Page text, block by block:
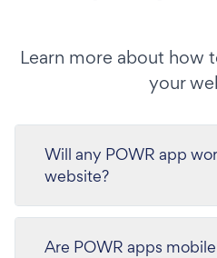
Learn more about how
your
Will any POWR app
website?
Are POWR apps